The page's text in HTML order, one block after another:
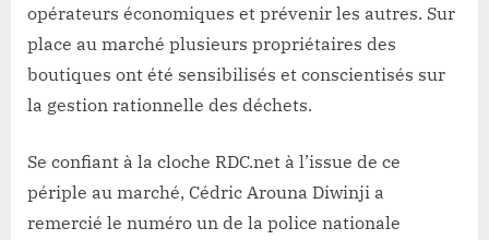
opérateurs économiques et prévenir les autres. Sur
place au marché plusieurs propriétaires des
boutiques ont été sensibilisés et conscientisés sur
la gestion rationnelle des déchets.
Se confiant à la cloche RDC.net à l’issue de ce
périple au marché, Cédric Arouna Diwinji a
remercié le numéro un de la police nationale